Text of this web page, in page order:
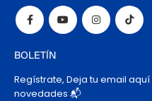
BOLETÍN
Regístrate, Deja tu email
novedades 📬